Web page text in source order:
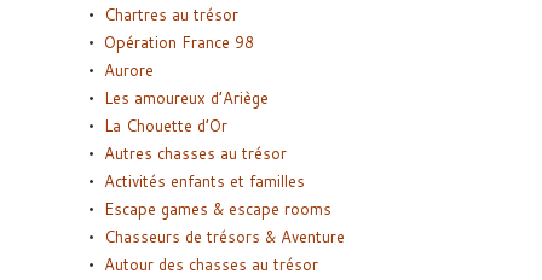
Chartres au trésor
Opération France 98
Aurore
Les amoureux d’Ariège
La Chouette d’Or
Autres chasses au trésor
Activités enfants et familles
Escape games & escape rooms
Chasseurs de trésors & Aventure
Autour des chasses au trésor